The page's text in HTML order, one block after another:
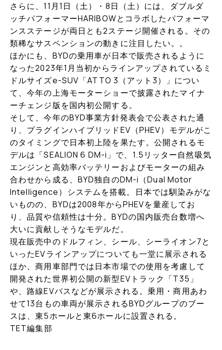
さらに、11月1日（土）・8日（土）には、ダブルダ
ッチパフォーマーHARIBOWとコラボしたパフォーマ
ンスステージが両日とも2ステージ開催される。その
類稀なサスペンションの動きに注目したい。。
ほかにも、BYDの乗用車が日本で販売されるように
なった2023年1月当初からラインアップされているミ
ドルサイズe-SUV「ATTO 3（アット3）」につい
て、今年の上海モーターショーで披露されたマイナ
ーチェンジ版を国内初公開する。
そして、今年のBYD事業方針発表会で公表された通
り、プラグインハイブリッドEV（PHEV）モデルがこ
のタイミングで日本初上陸を果たす。公開されるモ
デルは「SEALION 6 DM-i」で、1.5リッター自然吸気
エンジンと高効率バッテリーおよびモーターの組み
合わせから成る、BYD独自のDM-i（Dual Motor
Intelligence）システムを搭載。日本では馴染みがな
いものの、BYDは2008年からPHEVを量産してお
り、品質や信頼性は十分。BYDの国内販売台数増へ
大いに貢献しそうなモデルだ。
現在販売中のドルフィン、シール、シーライオン7と
いったEVラインアップについても一堂に展示される
ほか、商用車部門では日本市場での使用を考慮して
開発された世界初公開の新型EVトラック「T35」
や、路線EVバスなどが展示される。乗用・商用あわ
せて13台もの車両が展示されるBYDグループのブー
スは、東5ホールと東6ホールに設置される。
TET編集部